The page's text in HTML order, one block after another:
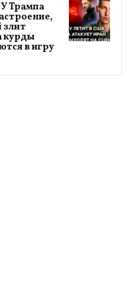
Трампа
злит
курды
в игру